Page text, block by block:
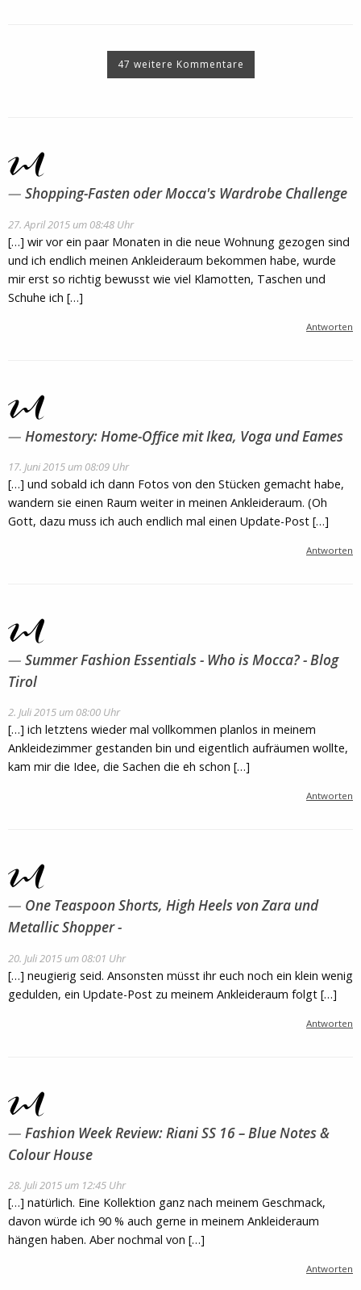
47 weitere Kommentare
Shopping-Fasten oder Mocca's Wardrobe Challenge
27. April 2015 um 08:48 Uhr
[…] wir vor ein paar Monaten in die neue Wohnung gezogen sind
und ich endlich meinen Ankleideraum bekommen habe, wurde
mir erst so richtig bewusst wie viel Klamotten, Taschen und
Schuhe ich […]
Antworten
Homestory: Home-Office mit Ikea, Voga und Eames
17. Juni 2015 um 08:09 Uhr
[…] und sobald ich dann Fotos von den Stücken gemacht habe,
wandern sie einen Raum weiter in meinen Ankleideraum. (Oh
Gott, dazu muss ich auch endlich mal einen Update-Post […]
Antworten
Summer Fashion Essentials - Who is Mocca? - Blog
Tirol
2. Juli 2015 um 08:00 Uhr
[…] ich letztens wieder mal vollkommen planlos in meinem
Ankleidezimmer gestanden bin und eigentlich aufräumen wollte,
kam mir die Idee, die Sachen die eh schon […]
Antworten
One Teaspoon Shorts, High Heels von Zara und
Metallic Shopper -
20. Juli 2015 um 08:01 Uhr
[…] neugierig seid. Ansonsten müsst ihr euch noch ein klein wenig
gedulden, ein Update-Post zu meinem Ankleideraum folgt […]
Antworten
Fashion Week Review: Riani SS 16 – Blue Notes &
Colour House
28. Juli 2015 um 12:45 Uhr
[…] natürlich. Eine Kollektion ganz nach meinem Geschmack,
davon würde ich 90 % auch gerne in meinem Ankleideraum
hängen haben. Aber nochmal von […]
Antworten